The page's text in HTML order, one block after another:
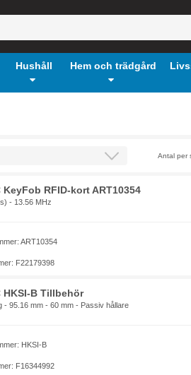
Hushåll Hem och trädgård
Antal per
KeyFob RFID-kort ART10354
- 13.56 MHz
ART10354
F22179398
HKSI-B Tillbehör
- 95.16 mm - 60 mm - Passiv hållare
HKSI-B
F16344992